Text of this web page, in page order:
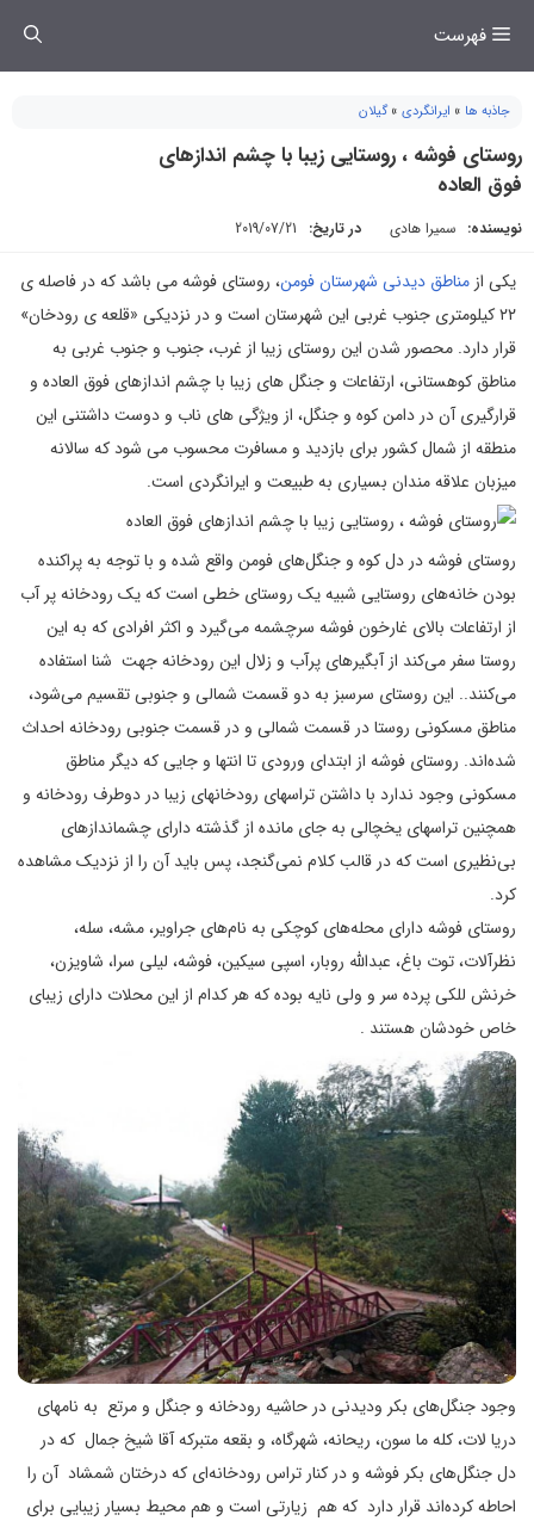
فهرست
جاذبه ها » ایرانگردی »گیلان
روستای فوشه ، روستایی زیبا با چشم اندازهای
فوق العاده
نویسنده: سمیرا هادی در تاریخ: 2019/07/21
یکی از مناطق دیدنی شهرستان فومن، روستای فوشه می باشد که در فاصله ی
۲۲ کیلومتری جنوب غربی این شهرستان است و در نزدیکی «قلعه ی رودخان»
قرار دارد. محصور شدن این روستای زیبا از غرب، جنوب و جنوب غربی به
مناطق کوهستانی، ارتفاعات و جنگل های زیبا با چشم اندازهای فوق العاده و
قرارگیری آن در دامن کوه و جنگل، از ویژگی های ناب و دوست داشتنی این
منطقه از شمال کشور برای بازدید و مسافرت محسوب می شود که سالانه
میزبان علاقه مندان بسیاری به طبیعت و ایرانگردی است.
روستای فوشه در دل کوه و جنگل‌های فومن واقع شده و با توجه به پراکنده
بودن خانه‌های روستایی شبیه یک روستای خطی است که یک رودخانه پر آب
از ارتفاعات بالای غارخون فوشه سرچشمه می‌گیرد و اکثر افرادی که به این
روستا سفر می‌کند از آبگیرهای پرآب و زلال این رودخانه جهت شنا استفاده
می‌کنند.. این روستای سرسبز به دو قسمت شمالی و جنوبی تقسیم می‌شود،
مناطق مسکونی روستا در قسمت شمالی و در قسمت جنوبی رودخانه احداث
شده‌اند. روستای فوشه از ابتدای ورودی تا انتها و جایی که دیگر مناطق
مسکونی وجود ندارد با داشتن تراسهای رودخانهای زیبا در دوطرف رودخانه و
همچنین تراسهای یخچالی به جای مانده از گذشته دارای چشمانداز‌های
بی‌نظیری است که در قالب کلام نمی‌گنجد، پس باید آن را از نزدیک مشاهده
کرد.
روستای فوشه دارای محله‌های کوچکی به نام‌های جراویر، مشه، سله،
نظرآلات، توت باغ، عبدالله روبار، اسپی سیکین، فوشه، لیلی سرا، شاویزن،
خرنش للکی پرده سر و ولی نایه بوده که هر کدام از این محلات دارای زیبای
خاص خودشان هستند .
وجود جنگل‌های بکر ودیدنی در حاشیه رودخانه و جنگل و مرتع به نامهای
دریا لات، کله ما سون، ریحانه، شهرگاه، و بقعه متبرکه آقا شیخ جمال که در
دل جنگل‌های بکر فوشه و در کنار تراس رودخانه‌ای که درختان شمشاد آن را
احاطه کرده‌اند قرار دارد که هم زیارتی است و هم محیط بسیار زیبایی برای